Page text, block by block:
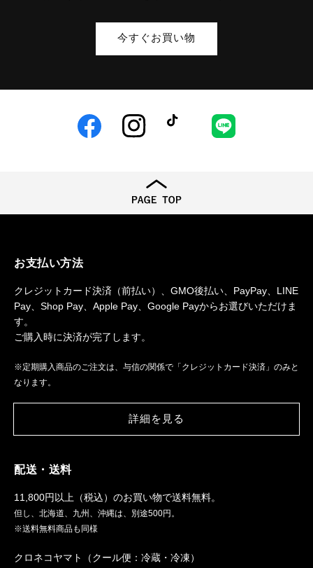
今すぐお買い物
FacebookInstagram LINE
お支払い方法
クレジットカード決済（前払い）、GMO後払い、PayPay、LINE
Pay、Shop Pay、Apple Pay、Google Payからお選びいただけま
す。
ご購入時に決済が完了します。
※定期購入商品のご注文は、与信の関係で「クレジットカード決済」のみと
なります。
詳細を見る
配送・送料
11,800円以上（税込）のお買い物で送料無料。
但し、北海道、九州、沖縄は、別途500円。
※送料無料商品も同様
クロネコヤマト（クール便：冷蔵・冷凍）